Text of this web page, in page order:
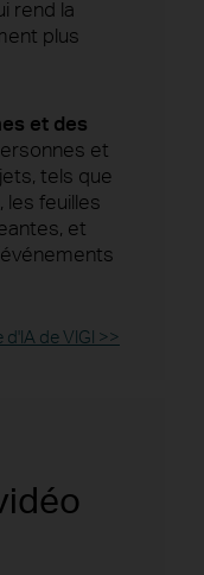
rend la
plus
et des
et
tels que
les feuilles
et
de VIGI >>